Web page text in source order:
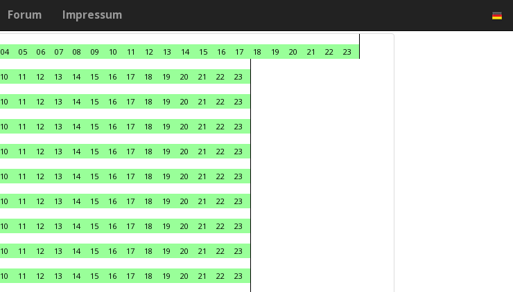
Forum Impressum
04 05 06 07 08 09 10 11 12 13 14 15 16 17 18 19 20 21 22
23
10 11 12 13 14 15 16 17 18 19 20 21 22
23
10 11 12 13 14 15 16 17 18 19 20 21 22
23
10 11 12 13 14 15 16 17 18 19 20 21 22
23
10 11 12 13 14 15 16 17 18 19 20 21 22
23
10 11 12 13 14 15 16 17 18 19 20 21 22
23
10 11 12 13 14 15 16 17 18 19 20 21 22
23
10 11 12 13 14 15 16 17 18 19 20 21 22
23
10 11 12 13 14 15 16 17 18 19 20 21 22
23
10 11 12 13 14 15 16 17 18 19 20 21 22
23